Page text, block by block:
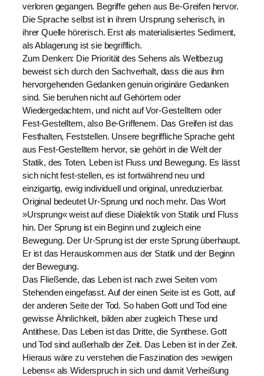
verloren gegangen. Begriffe gehen aus Be-Greifen hervor.
Die Sprache selbst ist in ihrem Ursprung seherisch, in
ihrer Quelle hörerisch. Erst als materialisiertes Sediment,
als Ablagerung ist sie begrifflich.
Zum Denken: Die Priorität des Sehens als Weltbezug
beweist sich durch den Sachverhalt, dass die aus ihm
hervorgehenden Gedanken genuin originäre Gedanken
sind. Sie beruhen nicht auf Gehörtem oder
Wiedergedachtem, und nicht auf Vor-Gestelltem oder
Fest-Gestelltem, also Be-Griffenem. Das Greifen ist das
Festhalten, Feststellen. Unsere begriffliche Sprache geht
aus Fest-Gestelltem hervor, sie gehört in die Welt der
Statik, des Toten. Leben ist Fluss und Bewegung. Es lässt
sich nicht fest-stellen, es ist fortwährend neu und
einzigartig, ewig individuell und original, unreduzierbar.
Original bedeutet Ur-Sprung und noch mehr. Das Wort
»Ursprung« weist auf diese Dialektik von Statik und Fluss
hin. Der Sprung ist ein Beginn und zugleich eine
Bewegung. Der Ur-Sprung ist der erste Sprung überhaupt.
Er ist das Herauskommen aus der Statik und der Beginn
der Bewegung.
Das Fließende, das Leben ist nach zwei Seiten vom
Stehenden eingefasst. Auf der einen Seite ist es Gott, auf
der anderen Seite der Tod. So haben Gott und Tod eine
gewisse Ähnlichkeit, bilden aber zugleich These und
Antithese. Das Leben ist das Dritte, die Synthese. Gott
und Tod sind außerhalb der Zeit. Das Leben ist in der Zeit.
Hieraus wäre zu verstehen die Faszination des »ewigen
Lebens« als Widerspruch in sich und damit Verheißung